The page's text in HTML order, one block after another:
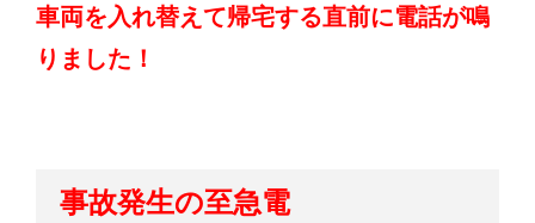
車両を入れ替えて帰宅する直前に電話が鳴
りました！
事故発生の至急電